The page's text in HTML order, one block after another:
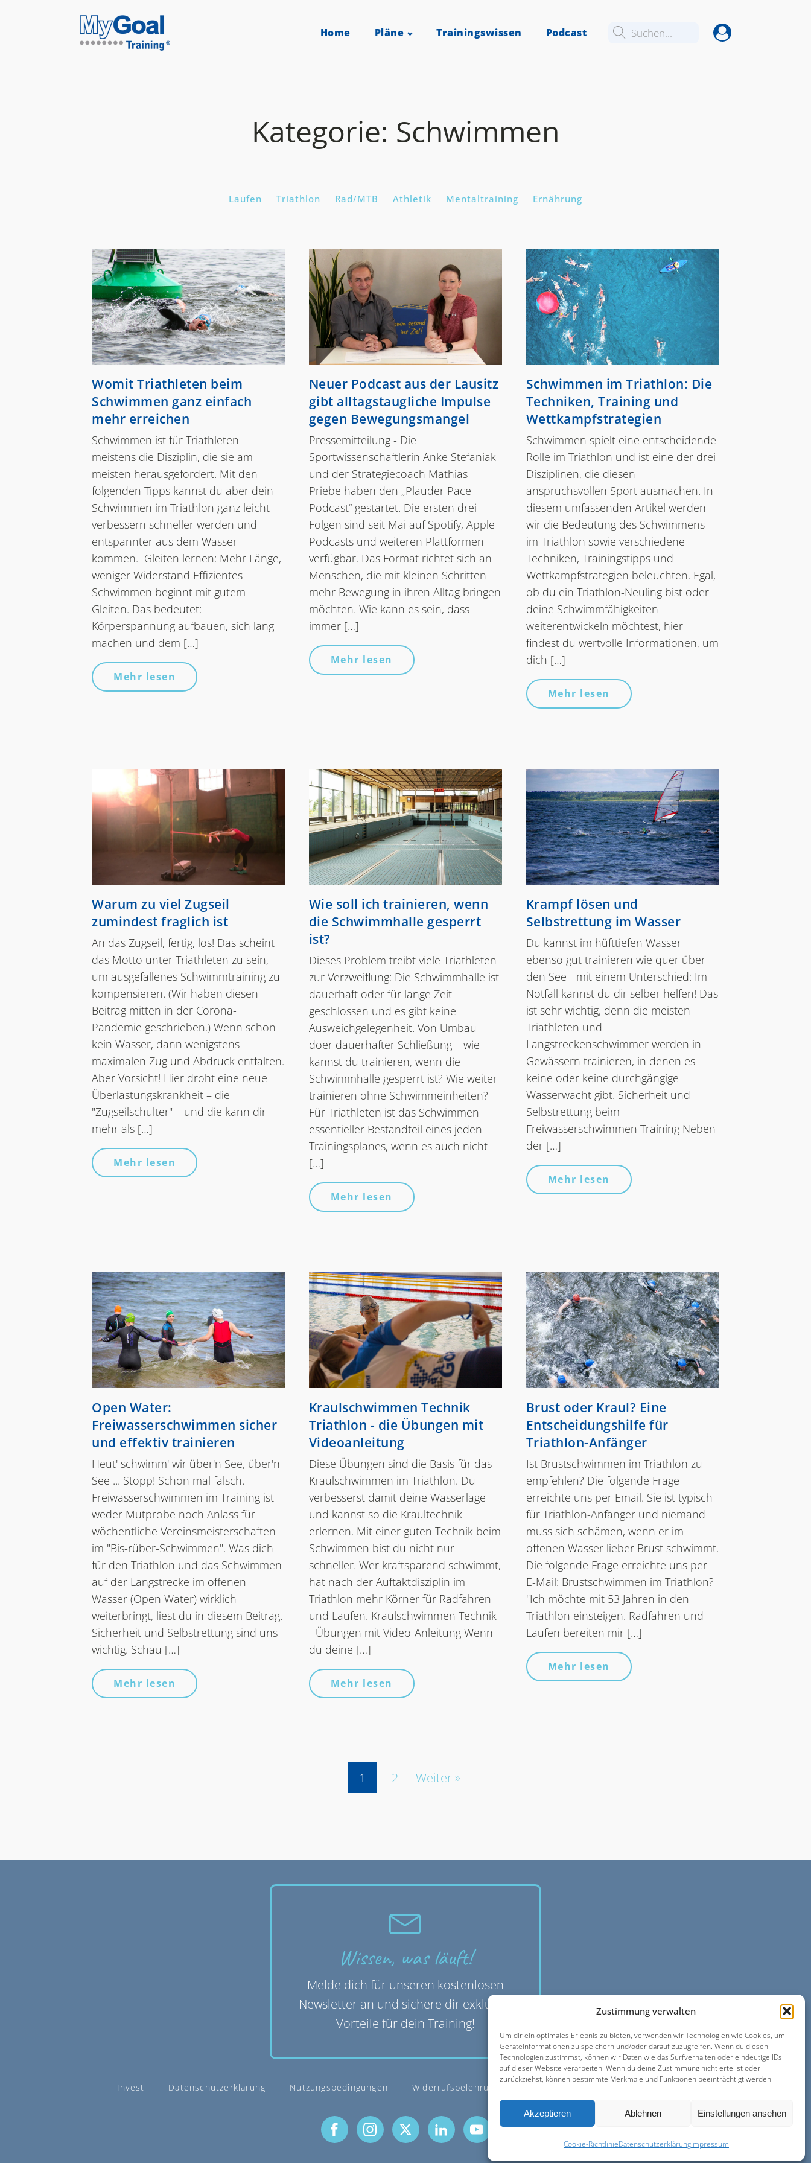
Zustimmung verwalten
Um dir ein optimales Erlebnis zu bieten, verwenden wir Technologien wie Cookies, um
Geräteinformationen zu speichern und/oder darauf zuzugreifen. Wenn du diesen
Technologien zustimmst, können wir Daten wie das Surfverhalten oder eindeutige IDs
auf dieser Website verarbeiten. Wenn du deine Zustimmung nicht erteilst oder
zurückziehst, können bestimmte Merkmale und Funktionen beeinträchtigt werden.
Akzeptieren Ablehnen Einstellungen ansehen
Cookie-RichtlinieDatenschutzerklärungImpressum
Home Pläne Trainingswissen Podcast Suchen...
Kategorie: Schwimmen
Laufen Triathlon Rad/MTB Athletik Mentaltraining Ernährung
Womit Triathleten beim
Schwimmen ganz einfach
mehr erreichen
Schwimmen ist für Triathleten
meistens die Disziplin, die sie am
meisten herausgefordert. Mit den
folgenden Tipps kannst du aber dein
Schwimmen im Triathlon ganz leicht
verbessern schneller werden und
entspannter aus dem Wasser
kommen. Gleiten lernen: Mehr Länge,
weniger Widerstand Effizientes
Schwimmen beginnt mit gutem
Gleiten. Das bedeutet:
Körperspannung aufbauen, sich lang
machen und dem […]
Mehr lesen
Neuer Podcast aus der Lausitz
gibt alltagstaugliche Impulse
gegen Bewegungsmangel
Pressemitteilung - Die
Sportwissenschaftlerin Anke Stefaniak
und der Strategiecoach Mathias
Priebe haben den „Plauder Pace
Podcast“ gestartet. Die ersten drei
Folgen sind seit Mai auf Spotify, Apple
Podcasts und weiteren Plattformen
verfügbar. Das Format richtet sich an
Menschen, die mit kleinen Schritten
mehr Bewegung in ihren Alltag bringen
möchten. Wie kann es sein, dass
immer […]
Mehr lesen
Schwimmen im Triathlon: Die
Techniken, Training und
Wettkampfstrategien
Schwimmen spielt eine entscheidende
Rolle im Triathlon und ist eine der drei
Disziplinen, die diesen
anspruchsvollen Sport ausmachen. In
diesem umfassenden Artikel werden
wir die Bedeutung des Schwimmens
im Triathlon sowie verschiedene
Techniken, Trainingstipps und
Wettkampfstrategien beleuchten. Egal,
ob du ein Triathlon-Neuling bist oder
deine Schwimmfähigkeiten
weiterentwickeln möchtest, hier
findest du wertvolle Informationen, um
dich […]
Mehr lesen
Warum zu viel Zugseil
zumindest fraglich ist
An das Zugseil, fertig, los! Das scheint
das Motto unter Triathleten zu sein,
um ausgefallenes Schwimmtraining zu
kompensieren. (Wir haben diesen
Beitrag mitten in der Corona-
Pandemie geschrieben.) Wenn schon
kein Wasser, dann wenigstens
maximalen Zug und Abdruck entfalten.
Aber Vorsicht! Hier droht eine neue
Überlastungskrankheit – die
"Zugseilschulter" – und die kann dir
mehr als […]
Mehr lesen
Wie soll ich trainieren, wenn
die Schwimmhalle gesperrt
ist?
Dieses Problem treibt viele Triathleten
zur Verzweiflung: Die Schwimmhalle ist
dauerhaft oder für lange Zeit
geschlossen und es gibt keine
Ausweichgelegenheit. Von Umbau
doer dauerhafter Schließung – wie
kannst du trainieren, wenn die
Schwimmhalle gesperrt ist? Wie weiter
trainieren ohne Schwimmeinheiten?
Für Triathleten ist das Schwimmen
essentieller Bestandteil eines jeden
Trainingsplanes, wenn es auch nicht
[…]
Mehr lesen
Krampf lösen und
Selbstrettung im Wasser
Du kannst im hüfttiefen Wasser
ebenso gut trainieren wie quer über
den See - mit einem Unterschied: Im
Notfall kannst du dir selber helfen! Das
ist sehr wichtig, denn die meisten
Triathleten und
Langstreckenschwimmer werden in
Gewässern trainieren, in denen es
keine oder keine durchgängige
Wasserwacht gibt. Sicherheit und
Selbstrettung beim
Freiwasserschwimmen Training Neben
der […]
Mehr lesen
Open Water:
Freiwasserschwimmen sicher
und effektiv trainieren
Heut' schwimm' wir über'n See, über'n
See ... Stopp! Schon mal falsch.
Freiwasserschwimmen im Training ist
weder Mutprobe noch Anlass für
wöchentliche Vereinsmeisterschaften
im "Bis-rüber-Schwimmen". Was dich
für den Triathlon und das Schwimmen
auf der Langstrecke im offenen
Wasser (Open Water) wirklich
weiterbringt, liest du in diesem Beitrag.
Sicherheit und Selbstrettung sind uns
wichtig. Schau […]
Mehr lesen
Kraulschwimmen Technik
Triathlon - die Übungen mit
Videoanleitung
Diese Übungen sind die Basis für das
Kraulschwimmen im Triathlon. Du
verbesserst damit deine Wasserlage
und kannst so die Kraultechnik
erlernen. Mit einer guten Technik beim
Schwimmen bist du nicht nur
schneller. Wer kraftsparend schwimmt,
hat nach der Auftaktdisziplin im
Triathlon mehr Körner für Radfahren
und Laufen. Kraulschwimmen Technik
- Übungen mit Video-Anleitung Wenn
du deine […]
Mehr lesen
Brust oder Kraul? Eine
Entscheidungshilfe für
Triathlon-Anfänger
Ist Brustschwimmen im Triathlon zu
empfehlen? Die folgende Frage
erreichte uns per Email. Sie ist typisch
für Triathlon-Anfänger und niemand
muss sich schämen, wenn er im
offenen Wasser lieber Brust schwimmt.
Die folgende Frage erreichte uns per
E-Mail: Brustschwimmen im Triathlon?
"Ich möchte mit 53 Jahren in den
Triathlon einsteigen. Radfahren und
Laufen bereiten mir […]
Mehr lesen
1 2 Weiter »
Wissen, was läuft!
Melde dich für unseren kostenlosen
Newsletter an und sichere dir exklusive
Vorteile für dein Training!
Invest Datenschutzerklärung Nutzungsbedingungen Widerrufsbelehrung